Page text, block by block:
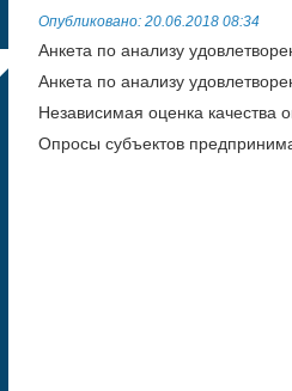
Опубликовано: 20.06.2018 08:34
Анкета по анализу
Анкета по анализу
Независимая оценка качества
Опросы субъектов